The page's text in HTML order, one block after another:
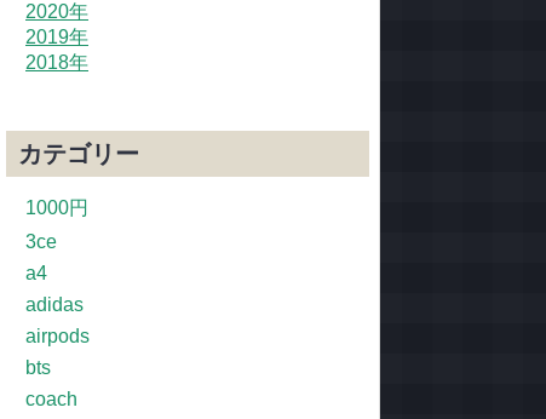
2020年
2019年
2018年
カテゴリー
1000円
3ce
a4
adidas
airpods
bts
coach